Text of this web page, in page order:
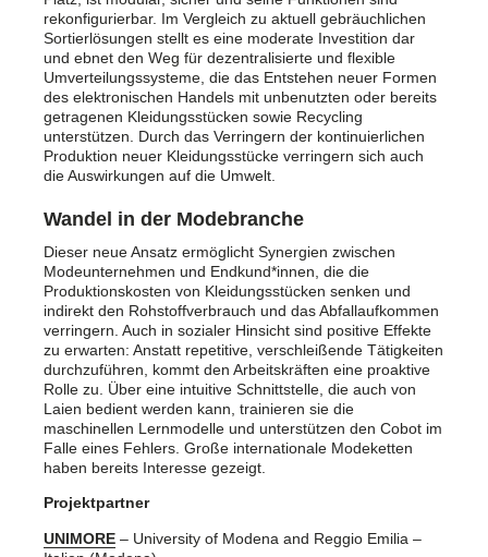
rekonfigurierbar. Im Vergleich zu aktuell gebräuchlichen
Sortierlösungen stellt es eine moderate Investition dar
und ebnet den Weg für dezentralisierte und flexible
Umverteilungssysteme, die das Entstehen neuer Formen
des elektronischen Handels mit unbenutzten oder bereits
getragenen Kleidungsstücken sowie Recycling
unterstützen. Durch das Verringern der kontinuierlichen
Produktion neuer Kleidungsstücke verringern sich auch
die Auswirkungen auf die Umwelt.
Wandel in der Modebranche
Dieser neue Ansatz ermöglicht Synergien zwischen
Modeunternehmen und Endkund*innen, die die
Produktionskosten von Kleidungsstücken senken und
indirekt den Rohstoffverbrauch und das Abfallaufkommen
verringern. Auch in sozialer Hinsicht sind positive Effekte
zu erwarten: Anstatt repetitive, verschleißende Tätigkeiten
durchzuführen, kommt den Arbeitskräften eine proaktive
Rolle zu. Über eine intuitive Schnittstelle, die auch von
Laien bedient werden kann, trainieren sie die
maschinellen Lernmodelle und unterstützen den Cobot im
Falle eines Fehlers. Große internationale Modeketten
haben bereits Interesse gezeigt.
Projektpartner
UNIMORE – University of Modena and Reggio Emilia –